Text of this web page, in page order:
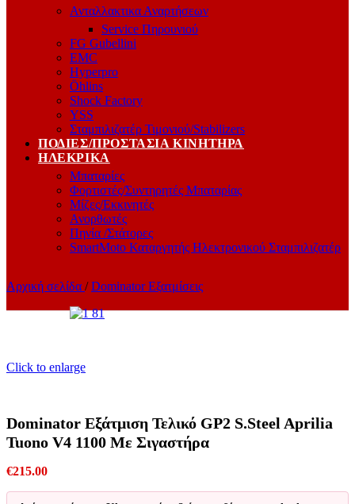
Ανταλλακτικα Αναρτήσεων
Service Πηρουνιού
FG Gubellini
EMC
Hyperpro
Öhlins
Shock Factory
YSS
Σταμπιλιζατέρ Τιμονιού/Stabilizers
ΠΟΔΙΈΣ/ΠΡΟΣΤΑΣΊΑ ΚΙΝΗΤΉΡΑ
ΗΛΕΚΡΙΚΆ
Μπαταρίες
Φορτιστές/Συντηρητές Μπαταρίας
Μίζες/Εκκινητές
Ανορθωτές
Πηνία /Στάτορες
SmartMoto Καταργητής Ηλεκτρονικού Σταμπιλιζατέρ
Αρχική σελίδα / Dominator Εξατμίσεις
Click to enlarge
Dominator Εξάτμιση Τελικό GP2 S.Steel Aprilia
Tuono V4 1100 Με Σιγαστήρα
€215.00